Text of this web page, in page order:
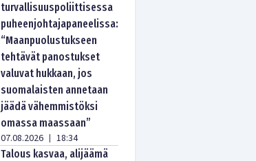
turvallisuuspoliittisessa
puheenjohtajapaneelissa:
“Maanpuolustukseen
tehtävät panostukset
valuvat hukkaan, jos
suomalaisten annetaan
jäädä vähemmistöksi
omassa maassaan”
07.08.2026 | 18:34
Talous kasvaa, alijäämä